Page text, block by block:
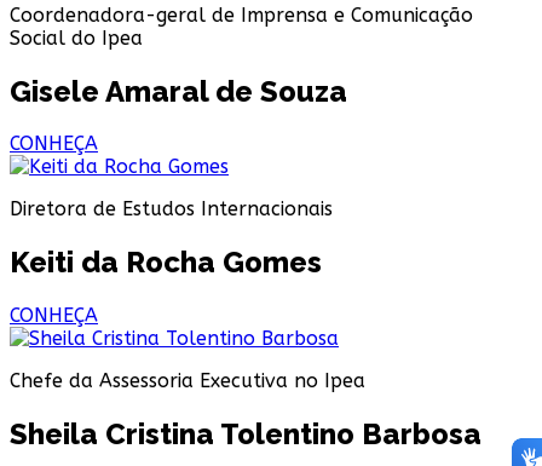
Coordenadora-geral de Imprensa e Comunicação
Social do Ipea
Gisele Amaral de Souza
CONHEÇA
Diretora de Estudos Internacionais
Keiti da Rocha Gomes
CONHEÇA
Chefe da Assessoria Executiva no Ipea
Sheila Cristina Tolentino Barbosa